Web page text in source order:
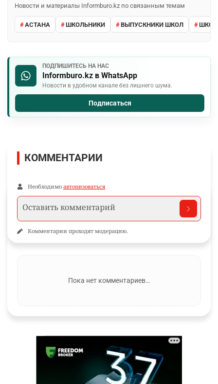
Новости и материалы Informburo.kz по связанным темам
АСТАНА ШКОЛЬНИКИ ВЫПУСКНИКИ ШКОЛ
ПОДПИШИТЕСЬ НА НАС
Informburo.kz в WhatsApp
Новости в удобном канале без лишнего шума.
Подписаться
КОММЕНТАРИИ
Необходимо авторизоваться
Комментарии проходят модерацию.
Пока нет комментариев…